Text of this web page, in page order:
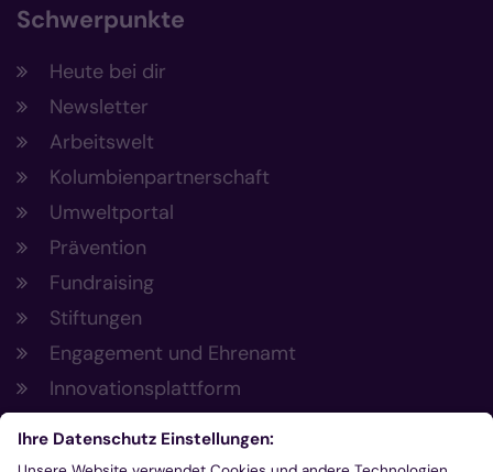
Schwerpunkte
Heute bei dir
Newsletter
Arbeitswelt
Kolumbienpartnerschaft
Umweltportal
Prävention
Fundraising
Stiftungen
Engagement und Ehrenamt
Innovationsplattform
Aus der Plattform